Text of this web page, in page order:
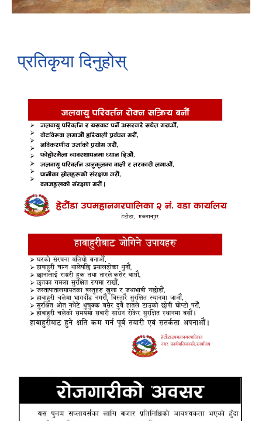
प्रतिकृया दिनुहोस्